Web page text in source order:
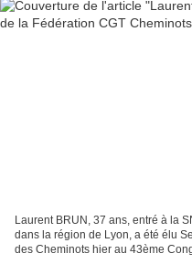
Laurent BRUN, 37 ans, entré à la
dans la région de Lyon, a été élu
des Cheminots hier au 43ème